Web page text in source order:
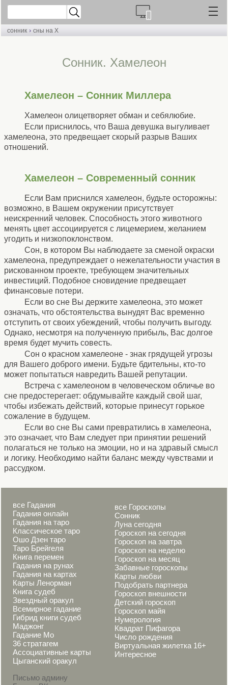
сонник › сны на Х
Cонник. Хамелеон
Хамелеон – Сонник Миллера
Хамелеон олицетворяет обман и себялюбие.
Если приснилось, что Ваша девушка выгуливает
хамелеона, это предвещает скорый разрыв Ваших
отношений.
Хамелеон – Современный сонник
Если Вам приснился хамелеон, будьте осторожны:
возможно, в Вашем окружении присутствует
неискренний человек. Способность этого животного
менять цвет ассоциируется с лицемерием, желанием
угодить и низкопоклонством.
Сон, в котором Вы наблюдаете за сменой окраски
хамелеона, предупреждает о нежелательности участия в
рискованном проекте, требующем значительных
инвестиций. Подобное сновидение предвещает
финансовые потери.
Если во сне Вы держите хамелеона, это может
означать, что обстоятельства вынудят Вас временно
отступить от своих убеждений, чтобы получить выгоду.
Однако, несмотря на полученную прибыль, Вас долгое
время будет мучить совесть.
Сон о красном хамелеоне - знак грядущей угрозы
для Вашего доброго имени. Будьте бдительны, кто-то
может попытаться навредить Вашей репутации.
Встреча с хамелеоном в человеческом обличье во
сне предостерегает: обдумывайте каждый свой шаг,
чтобы избежать действий, которые принесут горькое
сожаление в будущем.
Если во сне Вы сами превратились в хамелеона,
это означает, что Вам следует при принятии решений
полагаться не только на эмоции, но и на здравый смысл
и логику. Необходимо найти баланс между чувствами и
рассудком.
все Гадания
Гадания онлайн
Гадания на таро
Классическое таро
Ошо Дзен таро
Таро Брейгеля
Книга перемен
Гадания на рунах
Гадания на картах
Карты Ленорман
Книга судеб
Звездный оракул
Всемирное гадание
Гибрид книги судеб
Маджонг
Гадание Мо
36 стратагем
Ассоциативные карты
Цыганский оракул
Письмо админу
все Гороскопы
Сонник
Луна сегодня
Гороскоп на сегодня
Гороскоп на завтра
Гороскоп на неделю
Гороскоп на месяц
Забавные гороскопы
Карты любви
Подобрать партнера
Гороскоп внешности
Детский гороскоп
Гороскоп майя
Нумерология
Квадрат Пифагора
Число рождения
Виртуальная жилетка 16+
Интересное